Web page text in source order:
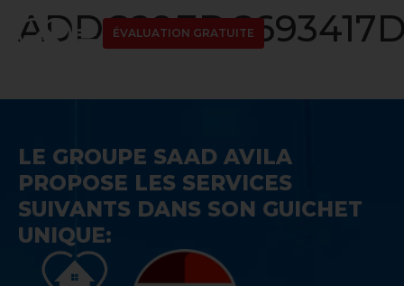
ÉVALUATION GRATUITE
LE GROUPE SAAD AVILA
PROPOSE LES SERVICES
SUIVANTS DANS SON GUICHET
UNIQUE: